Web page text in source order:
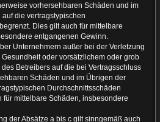
vorhersehbaren Schäden und im
die vertragstypischen
Dies gilt auch für mittelbare
entgangenen Gewinn.
Unternehmern außer bei der Verletzung
oder vorsätzlichem oder grob
Betreibers auf die bei Vertragsschluss
Schäden und im Übrigen der
Durchschnittsschäden
für mittelbare Schäden, insbesondere
der Absätze a bis c gilt sinngemäß auch